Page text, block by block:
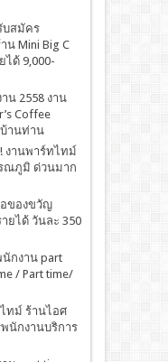
บสมัคร
น Mini Big C
ด้ 9,000-
าน 2558 งาน
Coffee
านท่าน
งานพาร์ทไทม์
ณภูมิ ด่วนมาก
อของขวัญ
ยได้ วันละ 350
กงาน part
/ Part time/
ทม์ ร้านไอศ
นักงานบริการ